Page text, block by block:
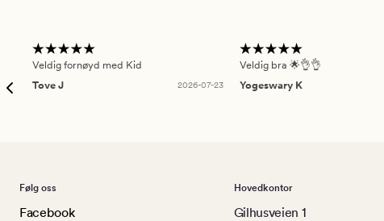
Veldig fornøyd med Kid
Tove J
2026-07-23
Veldig bra 🌟👌👌
Yogeswary K
Følg oss
Facebook
Hovedkontor
Gilhusveien 1